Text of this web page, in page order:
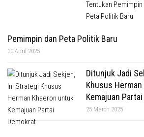
Pemimpin dan Peta Politik Baru
30 April 2025
Ditunjuk Jadi
Khusus
Kemajuan
25 March 2025